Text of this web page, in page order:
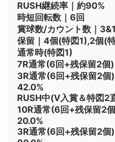
RUSH継続率｜約90%
時短回転数｜6回
賞球数/カウント数｜
保留｜4個(特図1),2個(
通常時(特図1)
7R通常(6回+残保留2
3R通常(6回+残保留2個)
42.0%
RUSH中(V入賞＆特図2
10R通常(6回+残保留2
20.0%
3R通常(6回+残保留2個)